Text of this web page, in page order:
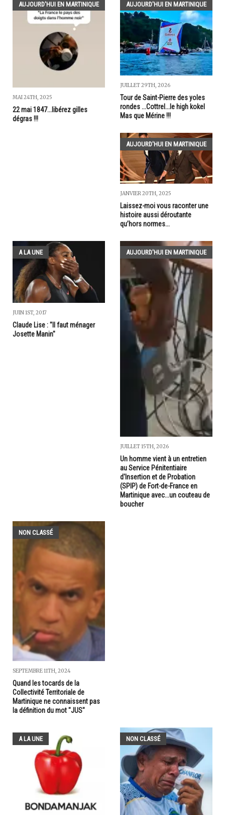
AUJOURD'HUI EN MARTINIQUE
MAI 24TH, 2025
22 mai 1847...libérez gilles
dégras !!!
AUJOURD'HUI EN MARTINIQUE
JUILLET 29TH, 2026
Tour de Saint-Pierre des yoles
rondes ...Cottrel...le high kokel
Mas que Mérine !!!
AUJOURD'HUI EN MARTINIQUE
JANVIER 20TH, 2025
Laissez-moi vous raconter une
histoire aussi déroutante
qu’hors normes...
A LA UNE
JUIN 1ST, 2017
Claude Lise : "Il faut ménager
Josette Manin"
AUJOURD'HUI EN MARTINIQUE
JUILLET 15TH, 2026
Un homme vient à un entretien
au Service Pénitentiaire
d'Insertion et de Probation
(SPIP) de Fort-de-France en
Martinique avec...un couteau de
boucher
NON CLASSÉ
SEPTEMBRE 11TH, 2024
Quand les tocards de la
Collectivité Territoriale de
Martinique ne connaissent pas
la définition du mot "JUS"
A LA UNE NON CLASSÉ